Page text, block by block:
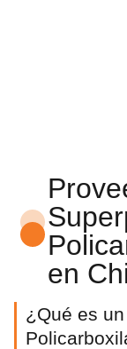
en
¿Qué es